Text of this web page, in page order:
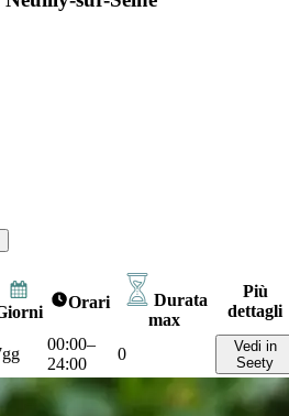
Orari
Durata
max
Più
dettagli
00:00–
24:00
0
Vedi in
Seety